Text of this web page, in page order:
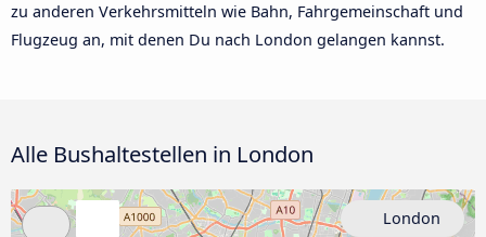
zu anderen Verkehrsmitteln wie Bahn, Fahrgemeinschaft und
Flugzeug an, mit denen Du nach London gelangen kannst.
Alle Bushaltestellen in London
London